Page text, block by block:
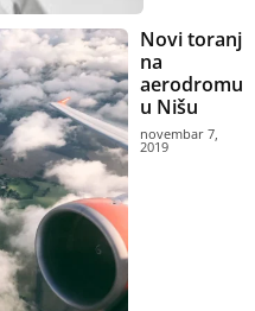
Novi toranj
na
aerodromu
u Nišu
novembar 7,
2019